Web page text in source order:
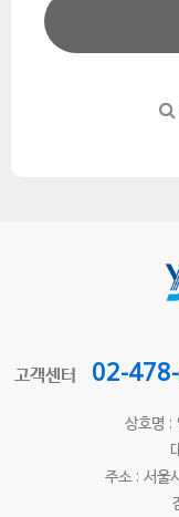
고객센터 02-
상호명
주소 : 서울